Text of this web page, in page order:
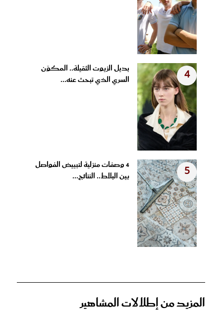
4
بديل الزيوت الثقيلة.. المكوّن
السري الذي تبحث عنه...
5
4 وصفات منزلية لتبييض الفواصل
بين البلاط.. النتائج...
المزيد من إطلالات المشاهير